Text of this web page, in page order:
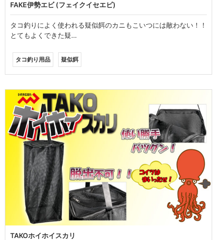
FAKE伊勢エビ (フェイクイセエビ)
タコ釣りによく使われる疑似餌のカニもこいつには敵わない！！
とてもよくできた疑…
タコ釣り用品 疑似餌
TAKOホイホイスカリ